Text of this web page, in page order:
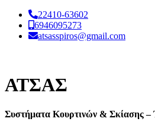
22410-63602
6946095273
atsasspiros@gmail.com
ΑΤΣΑΣ
Συστήματα Κουρτινών & Σκίασης –